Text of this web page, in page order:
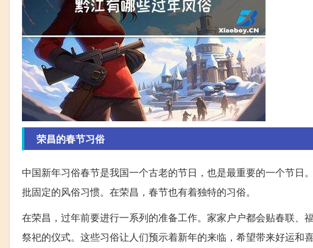
荣昌的春节习俗
中国新年习俗春节是我国一个古老的节日，也是最重要的一个节
批固定的风俗习惯。在荣昌，春节也有着独特的习俗。
在荣昌，过年前要进行一系列的准备工作。家家户户都会贴春联
祭祀的仪式。这些习俗让人们预示着新年的来临，希望带来好运和喜